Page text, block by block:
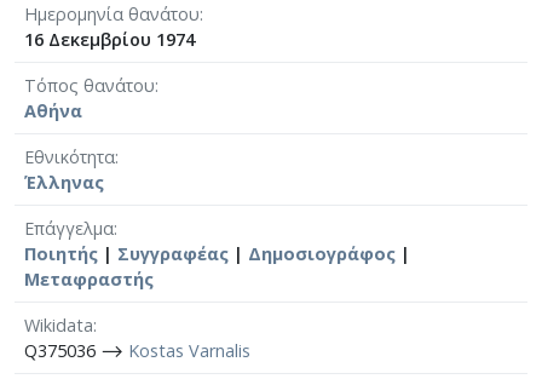
Ημερομηνία θανάτου
16 Δεκεμβρίου 1974
Τόπος θανάτου
Αθήνα
Εθνικότητα
Έλληνας
Επάγγελμα
Ποιητής | Συγγραφέας | Δημοσιογράφος |
Μεταφραστής
Wikidata
Q375036 ⟶ Kostas Varnalis